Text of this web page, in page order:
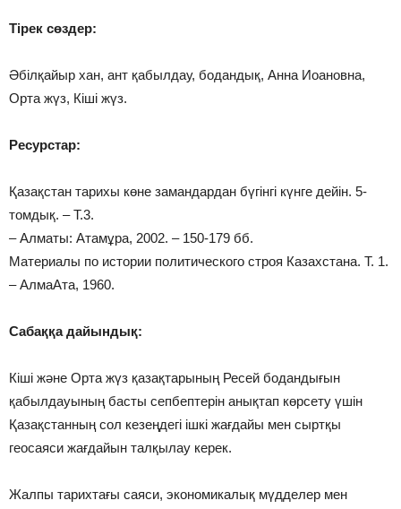
Тірек сөздер:
Әбілқайыр хан, ант қабылдау, бодандық, Анна Иоановна,
Орта жүз, Кіші жүз.
Ресурстар:
Қазақстан тарихы көне замандардан бүгінгі күнге дейін. 5-
томдық. – Т.3.
– Алматы: Атамұра, 2002. – 150-179 бб.
Материалы по истории политического строя Казахстана. Т. 1.
– АлмаАта, 1960.
Сабаққа дайындық:
Кіші және Орта жүз қазақтарының Ресей бодандығын
қабылдауының басты сепбептерін анықтап көрсету үшін
Қазақстанның сол кезеңдегі ішкі жағдайы мен сыртқы
геосаяси жағдайын талқылау керек.
Жалпы тарихтағы саяси, экономикалық мүдделер мен